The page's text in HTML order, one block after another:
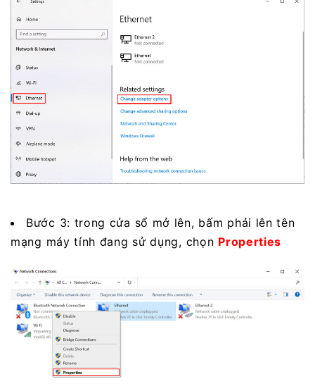
Bước 3: trong cửa sổ mở lên, bấm phải lên tên
mạng máy tính đang sử dụng, chọn Properties